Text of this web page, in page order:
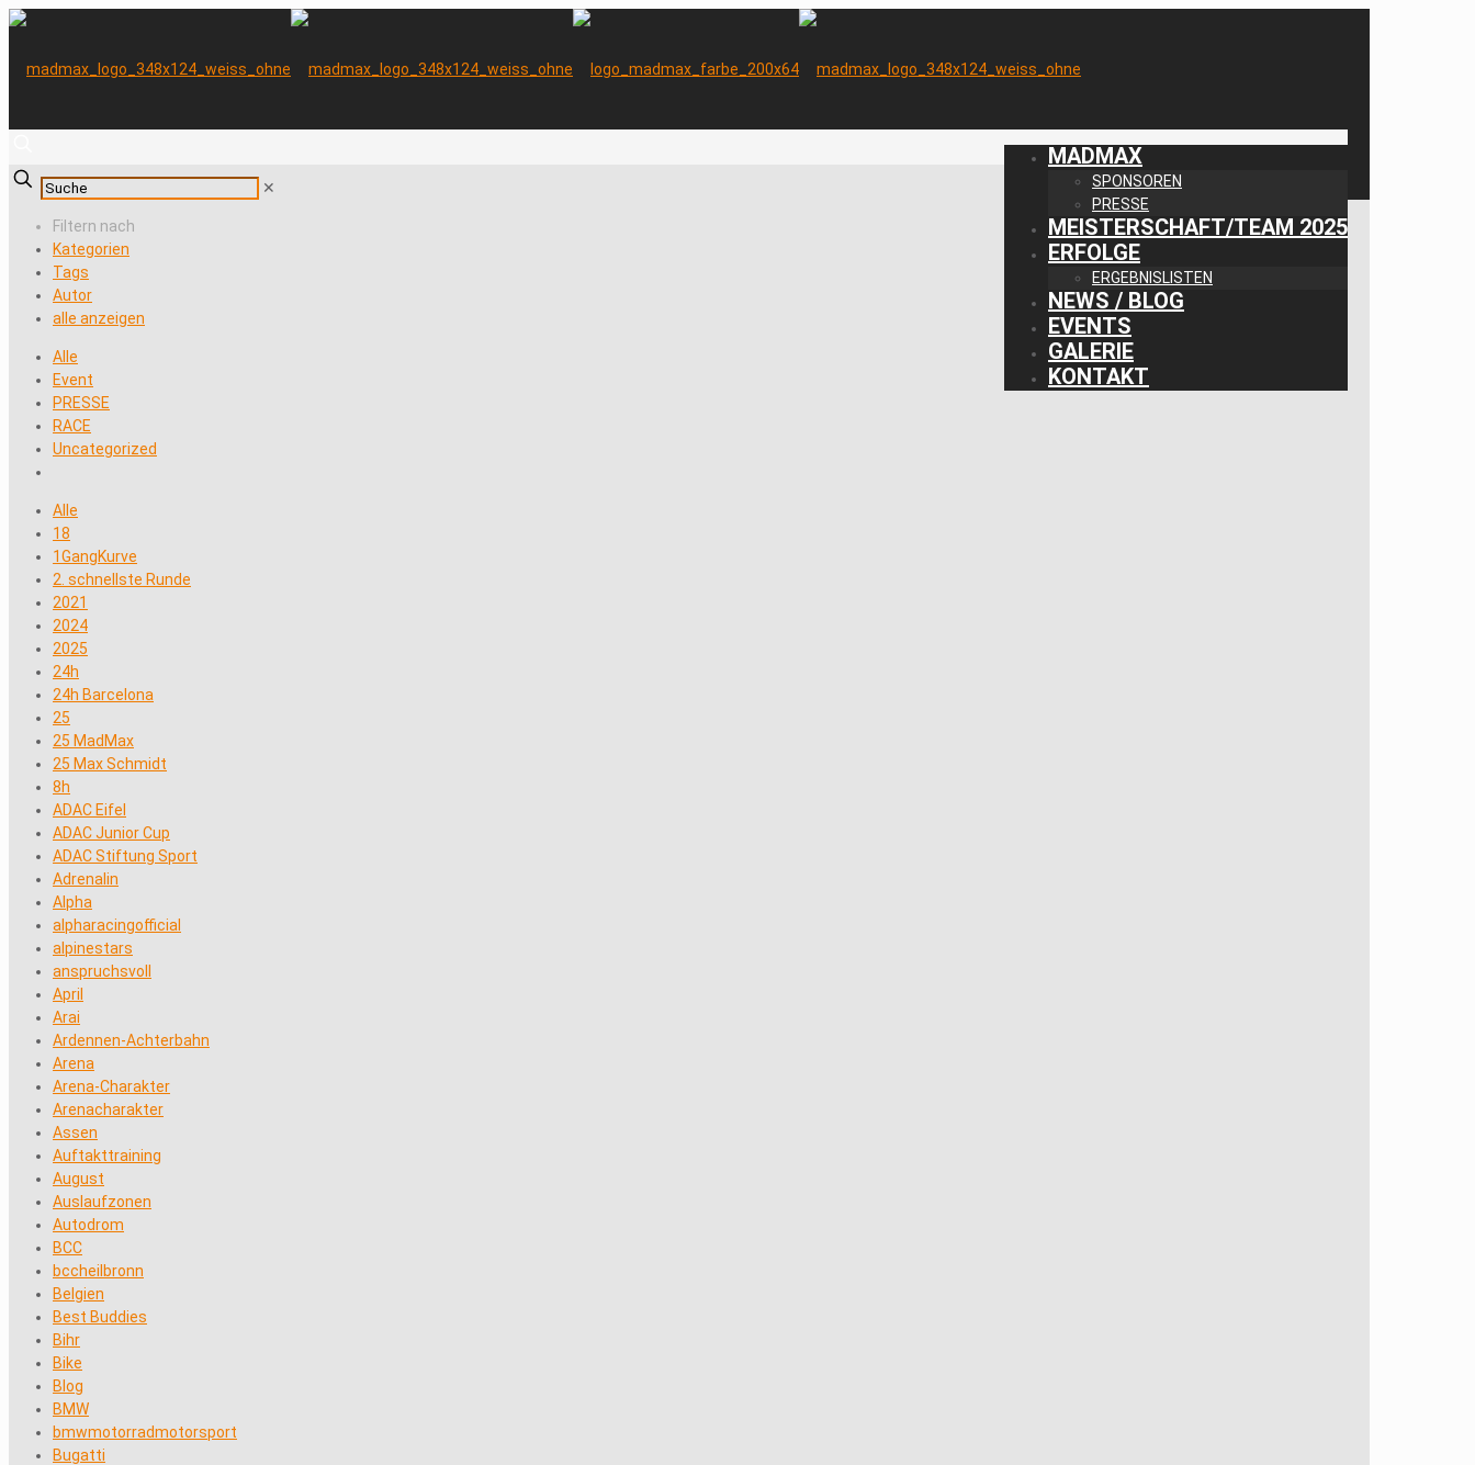
MADMAX
SPONSOREN
PRESSE
MEISTERSCHAFT/TEAM 2025
ERFOLGE
ERGEBNISLISTEN
NEWS / BLOG
EVENTS
GALERIE
KONTAKT
✕
Filtern nach
Kategorien
Tags
Autor
alle anzeigen
Alle
Event
PRESSE
RACE
Uncategorized
Alle
18
1GangKurve
2. schnellste Runde
2021
2024
2025
24h
24h Barcelona
25
25 MadMax
25 Max Schmidt
8h
ADAC Eifel
ADAC Junior Cup
ADAC Stiftung Sport
Adrenalin
Alpha
alpharacingofficial
alpinestars
anspruchsvoll
April
Arai
Ardennen-Achterbahn
Arena
Arena-Charakter
Arenacharakter
Assen
Auftakttraining
August
Auslaufzonen
Autodrom
BCC
bccheilbronn
Belgien
Best Buddies
Bihr
Bike
Blog
BMW
bmwmotorradmotorsport
Bugatti